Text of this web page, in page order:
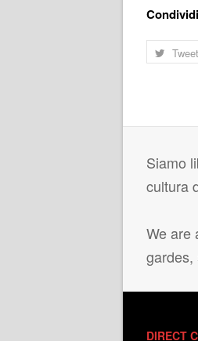
Tweet
Siamo
cultura
We are
gardes,
DIRECT